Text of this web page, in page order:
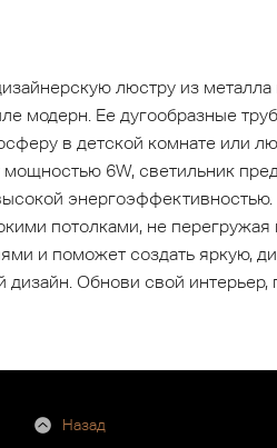
люстру из
модерн. Ее дугообразные
в детской комнате или
6W, светильник
потолками, не перегружая
и поможет создать яркую,
Обнови свой
Назад